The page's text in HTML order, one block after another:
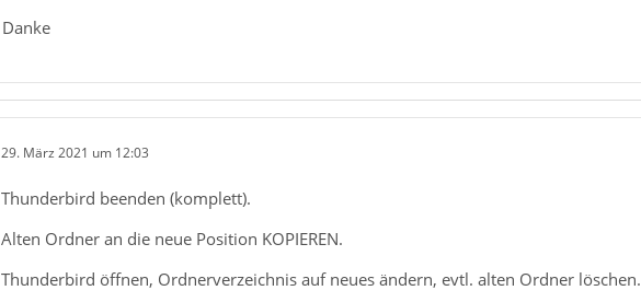
Danke
29. März 2021 um 12:03
Thunderbird beenden (komplett).
Alten Ordner an die neue Position KOPIEREN.
Thunderbird öffnen, Ordnerverzeichnis auf neues ändern, evtl. alten Ordner löschen.